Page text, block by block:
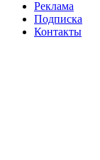
Реклама
Подписка
Контакты